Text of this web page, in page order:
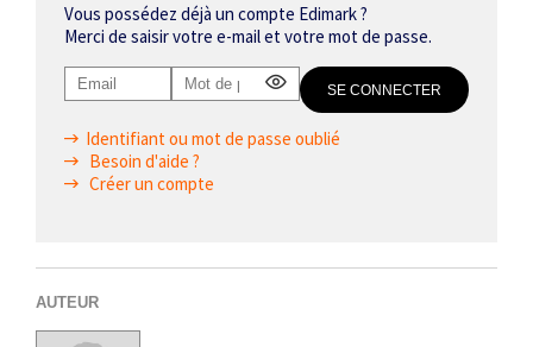
Vous possédez déjà un compte Edimark ?
Merci de saisir votre e-mail et votre mot de passe.
Identifiant ou mot de passe oublié
Besoin d'aide ?
Créer un compte
AUTEUR